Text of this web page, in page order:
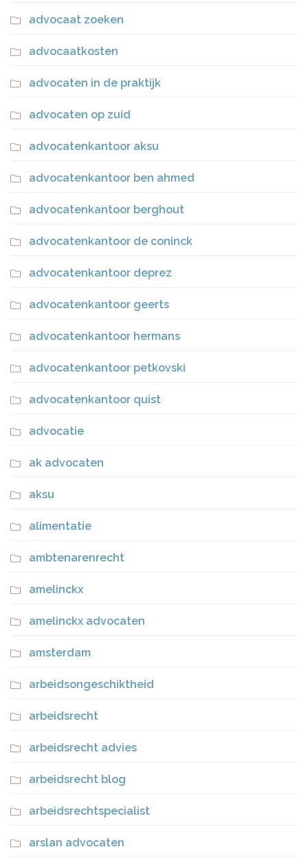
advocaat zoeken
advocaatkosten
advocaten in de praktijk
advocaten op zuid
advocatenkantoor aksu
advocatenkantoor ben ahmed
advocatenkantoor berghout
advocatenkantoor de coninck
advocatenkantoor deprez
advocatenkantoor geerts
advocatenkantoor hermans
advocatenkantoor petkovski
advocatenkantoor quist
advocatie
ak advocaten
aksu
alimentatie
ambtenarenrecht
amelinckx
amelinckx advocaten
amsterdam
arbeidsongeschiktheid
arbeidsrecht
arbeidsrecht advies
arbeidsrecht blog
arbeidsrechtspecialist
arslan advocaten